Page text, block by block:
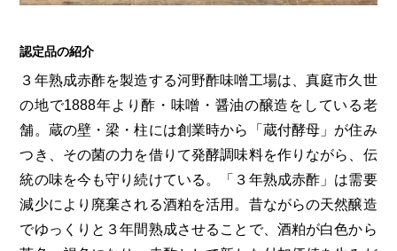
認定品の紹介
３年熟成赤酢を製造する河野酢味噌工場は、真庭市久世
の地で1888年より酢・味噌・醤油の醸造をしている老
舗。蔵の壁・梁・柱には創業時から「蔵付酵母」が住み
つき、その菌の力を借りて発酵調味料を作りながら、伝
統の味を今も守り続けている。「３年熟成赤酢」は需要
減少により廃棄される酒粕を活用。昔ながらの天然醸造
でゆっくりと３年間熟成させることで、酒粕が白色から